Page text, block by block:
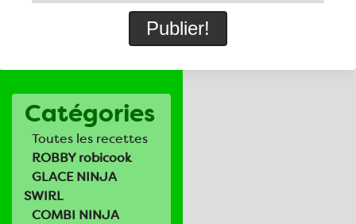
Catégories
Toutes les recettes
ROBBY robicook
GLACE NINJA
SWIRL
COMBI NINJA